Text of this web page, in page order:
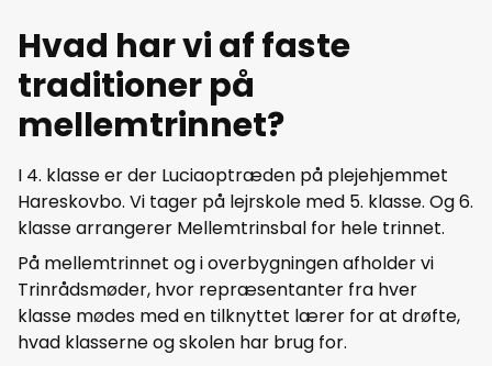
Hvad har vi af faste
traditioner på
mellemtrinnet?
I 4. klasse er der Luciaoptræden på plejehjemmet
Hareskovbo. Vi tager på lejrskole med 5. klasse. Og 6.
klasse arrangerer Mellemtrinsbal for hele trinnet.
På mellemtrinnet og i overbygningen afholder vi
Trinrådsmøder, hvor repræsentanter fra hver
klasse mødes med en tilknyttet lærer for at drøfte,
hvad klasserne og skolen har brug for.